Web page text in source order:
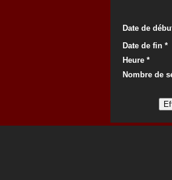
Date de
Date de fin *
Heure *
Nombre de